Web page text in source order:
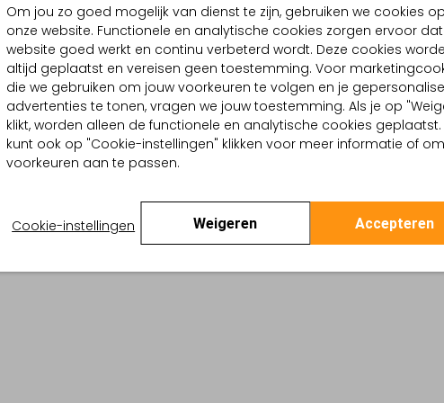
Om jou zo goed mogelijk van dienst te zijn, gebruiken we cookies op
onze website. Functionele en analytische cookies zorgen ervoor
website goed werkt en continu verbeterd wordt. Deze cookies
altijd geplaatst en vereisen geen toestemming. Voor
die we gebruiken om jouw voorkeuren te volgen en je
advertenties te tonen, vragen we jouw toestemming. Als je op
klikt, worden alleen de functionele en analytische cookies geplaatst.
kunt ook op "Cookie-instellingen" klikken voor meer informatie of
voorkeuren aan te passen.
Cookie-instellingen Weigeren Accepteren
PRODUCT INFORMATIE